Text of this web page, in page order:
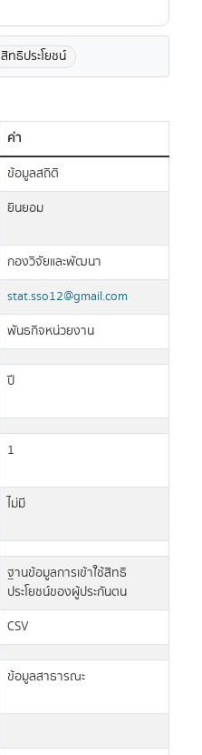
สิทธิประโยชน์
ค่า
ข้อมูลสถิติ
ยินยอม
กองวิจัยและพัฒนา
stat.sso12@gmail.com
พันธกิจหน่วยงาน
ปี
1
ไม่มี
ฐานข้อมูลการเข้าใ้ช้สิทธิ
ประโยชน์ของผู้ประกันตน
CSV
ข้อมูลสาธารณะ